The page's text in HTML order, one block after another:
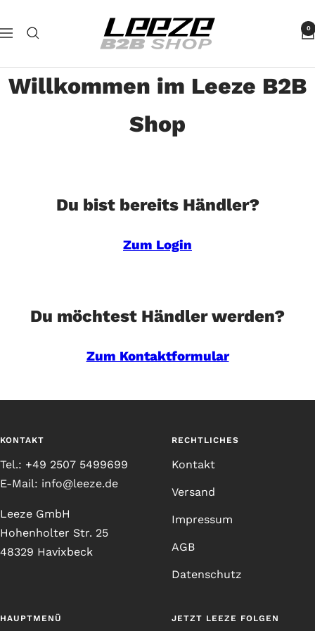
zum
Navigation
Leeze
B2B
0
Willkommen im Leeze B2B
Shop
Du bist bereits Händler?
Zum Login
Du möchtest Händler werden?
Zum Kontaktformular
KONTAKT
Tel.: +49 2507 5499699
E-Mail: info@leeze.de
Leeze GmbH
Hohenholter Str. 25
48329 Havixbeck
RECHTLICHES
Kontakt
Versand
Impressum
AGB
Datenschutz
HAUPTMENÜ JETZT LEEZE FOLGEN